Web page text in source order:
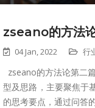
zseano的方法
04 Jan, 2022 行
zseano的方法论第二
型及思路，主要聚焦于
的思考要点，通过问答